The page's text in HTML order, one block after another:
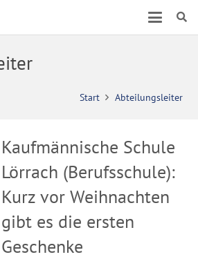
Start Abteilungsleiter
Kaufmännische Schule
Lörrach (Berufsschule):
Kurz vor Weihnachten
gibt es die ersten
Geschenke